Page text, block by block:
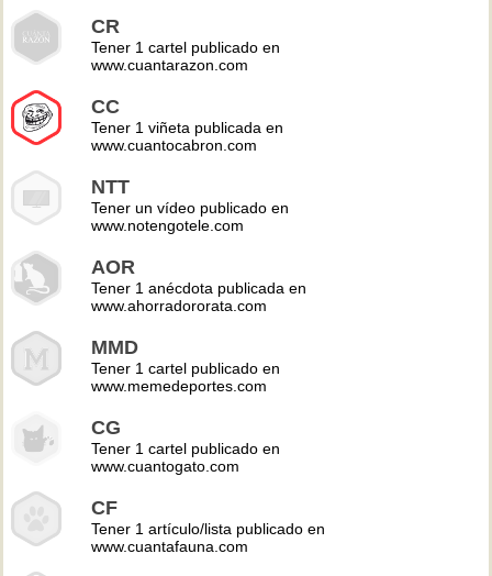
CR
Tener 1 cartel publicado en
www.cuantarazon.com
CC
Tener 1 viñeta publicada en
www.cuantocabron.com
NTT
Tener un vídeo publicado en
www.notengotele.com
AOR
Tener 1 anécdota publicada en
www.ahorradororata.com
MMD
Tener 1 cartel publicado en
www.memedeportes.com
CG
Tener 1 cartel publicado en
www.cuantogato.com
CF
Tener 1 artículo/lista publicado en
www.cuantafauna.com